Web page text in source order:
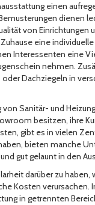
einen
dienen
von Einrichtungen
eine
Interessenten eine
nehmen.
Dachziegeln in
Sanitär- und
besitzen, ihre
gibt es in vielen
bieten manche
gut gelaunt in den
darüber zu
Kosten verursachen.
in getrennten